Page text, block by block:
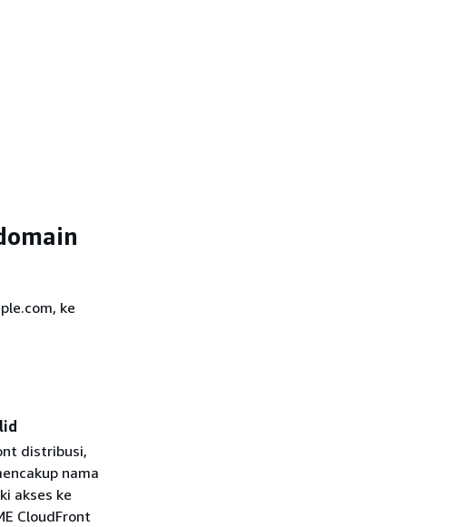
ke
distribusi,
nama
akses ke
CloudFront